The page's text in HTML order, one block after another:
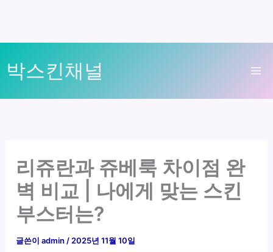
텐
로
박스킨채널
리쥬란과 쥬베룩 차이점 완
벽 비교 | 나에게 맞는 스킨
부스터는?
글쓴이admin / 2025년 11월 10일